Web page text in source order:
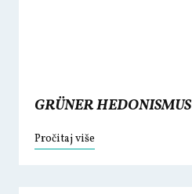
GRÜNER HEDONISMUS
Pročitaj više